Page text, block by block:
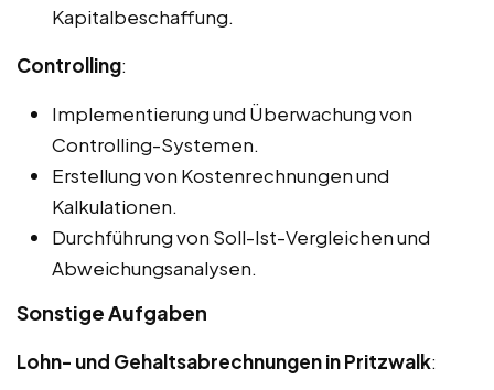
Kapitalbeschaffung.
Controlling:
Implementierung und Überwachung von
Controlling-Systemen.
Erstellung von Kostenrechnungen und
Kalkulationen.
Durchführung von Soll-Ist-Vergleichen und
Abweichungsanalysen.
Sonstige Aufgaben
Lohn- und Gehaltsabrechnungen in Pritzwalk: